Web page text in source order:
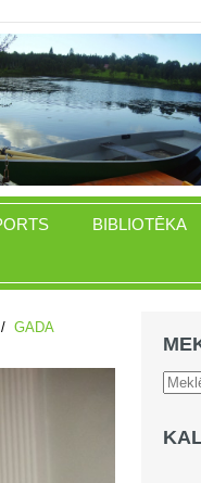
BIBLIOTĒKA
/ GADA